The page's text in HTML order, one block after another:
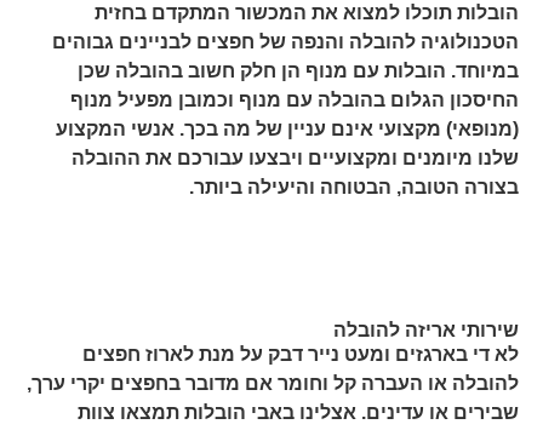
הובלות תוכלו למצוא את המכשור המתקדם בחזית
הטכנולוגיה להובלה והנפה של חפצים לבניינים גבוהים
במיוחד. הובלות עם מנוף הן חלק חשוב בהובלה שכן
החיסכון הגלום בהובלה עם מנוף וכמובן מפעיל מנוף
(מנופאי) מקצועי אינם עניין של מה בכך. אנשי המקצוע
שלנו מיומנים ומקצועיים ויבצעו עבורכם את ההובלה
בצורה הטובה, הבטוחה והיעילה ביותר.
שירותי אריזה להובלה
לא די בארגזים ומעט נייר דבק על מנת לארוז חפצים
להובלה או העברה קל וחומר אם מדובר בחפצים יקרי ערך,
שבירים או עדינים. אצלינו באבי הובלות תמצאו צוות